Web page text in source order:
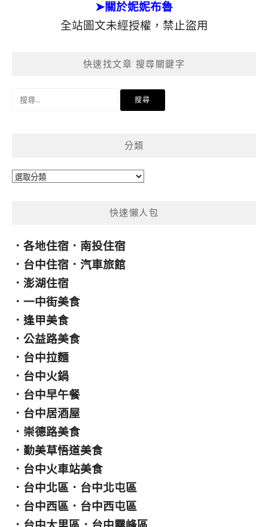
➤關於妮妮布魯
全站圖文未經授權，禁止盜用
快速找文章 搜尋關鍵字
分類
分
快速懶人包
． 各地住宿 ． 南投住宿
． 台中住宿 ． 汽車旅館
． 澎湖住宿
． 一中街美食
． 逢甲美食
． 公益路美食
． 台中拉麵
． 台中火鍋
． 台中早午餐
． 台中居酒屋
． 崇德路美食
． 勤美草悟道美食
． 台中火車站美食
． 台中北區 ． 台中北屯區
． 台中西區 ． 台中西屯區